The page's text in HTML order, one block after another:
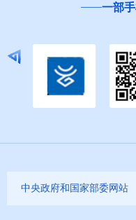
一部
中央政府和国家部委网站